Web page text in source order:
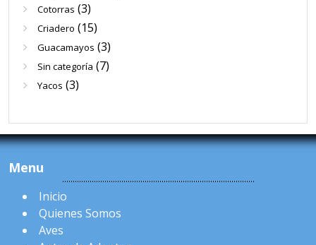
Cotorras (3)
Criadero (15)
Guacamayos (3)
Sin categoría (7)
Yacos (3)
Menu
Inicio
Quienes Somos
Aves